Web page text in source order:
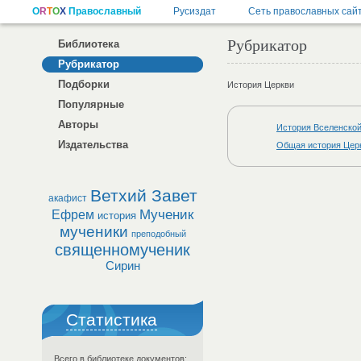
Библиотека
Рубрикатор
Подборки
Популярные
Авторы
Издательства
акафист Ветхий Завет
Ефрем история Мученик
мученики преподобный
священномученик
Сирин
Статистика
Всего в библиотеке документов:
Рубрикатор
История Церкви
История
Общая история